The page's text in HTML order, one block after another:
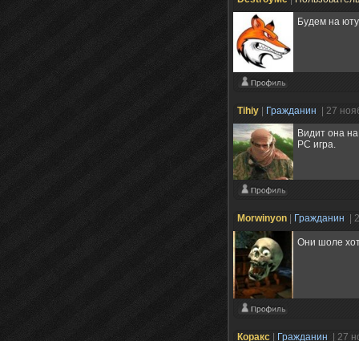
Будем на
Tihiy Гражданин
| 27
Видит она
РС игра.
Morwinyon Гражданин |
Они шоле
Коракс Гражданин
| 27